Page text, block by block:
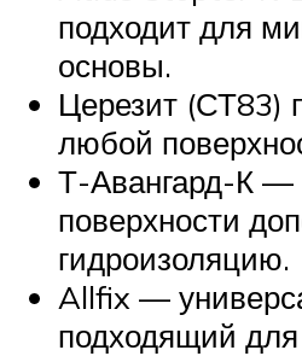
подходит для
основы.
Церезит (СТ83)
любой
Т-Авангард-К —
поверхности
гидроизоляцию.
Allfix —
подходящий